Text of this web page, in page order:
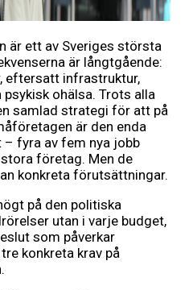
är ett av Sveriges största
är långtgående:
eftersatt infrastruktur,
ohälsa. Trots alla
samlad strategi för att på
är den enda
fyra av fem nya jobb
företag. Men de
konkreta förutsättningar.
på den politiska
utan i varje budget,
som påverkar
konkreta krav på